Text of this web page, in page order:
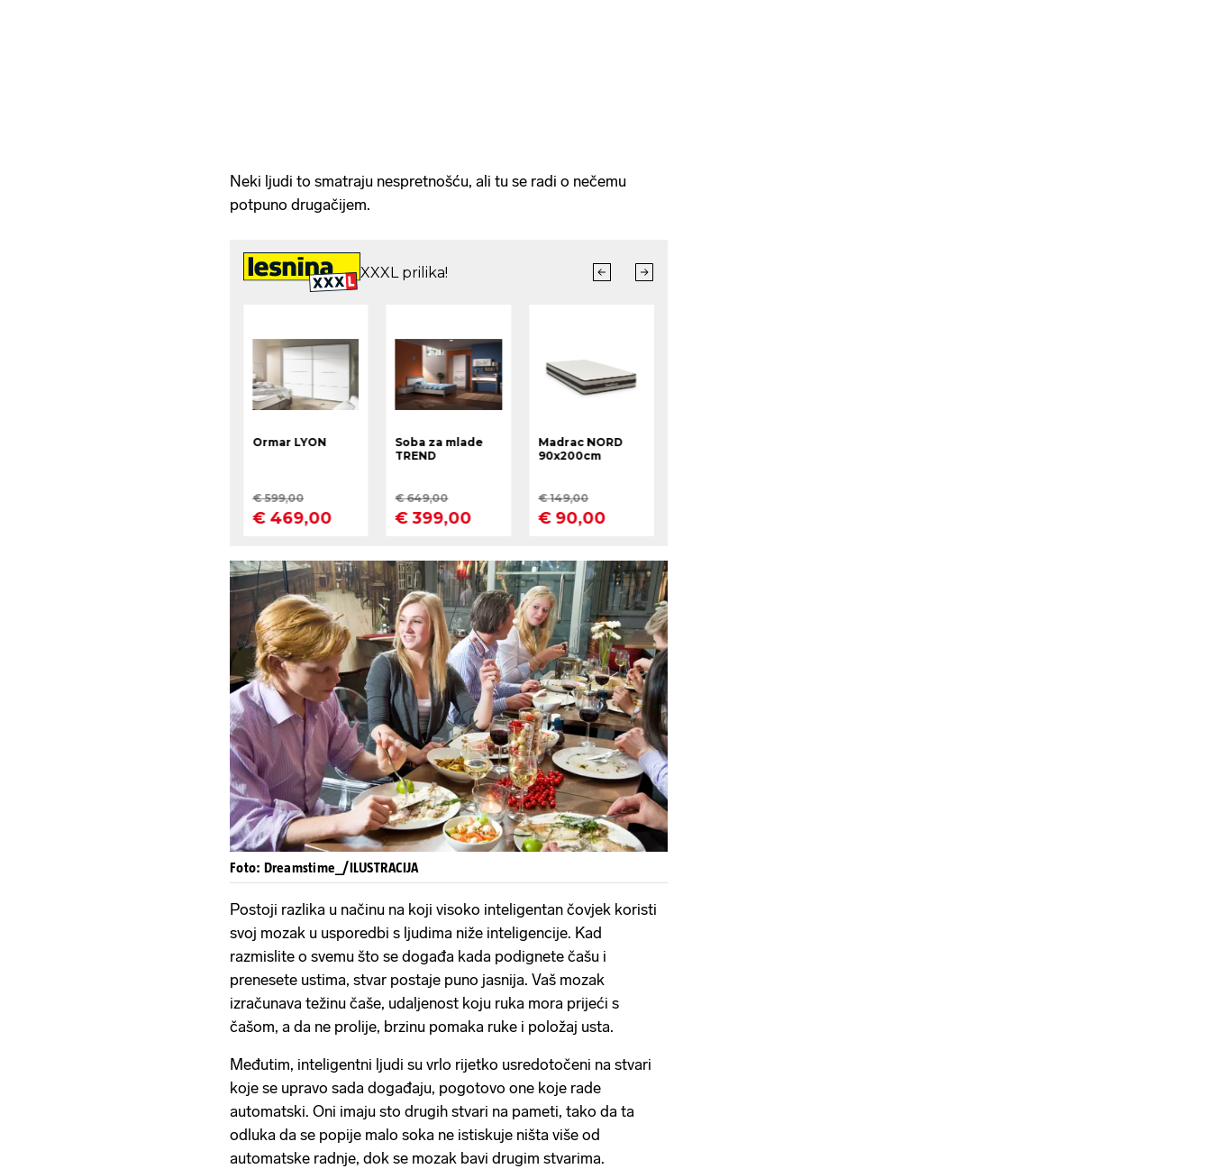
Neki ljudi to smatraju nespretnošću, ali tu se radi o nečemu
potpuno drugačijem.
Foto: Dreamstime_/ILUSTRACIJA
Postoji razlika u načinu na koji visoko inteligentan čovjek koristi
svoj mozak u usporedbi s ljudima niže inteligencije. Kad
razmislite o svemu što se događa kada podignete čašu i
prenesete ustima, stvar postaje puno jasnija. Vaš mozak
izračunava težinu čaše, udaljenost koju ruka mora prijeći s
čašom, a da ne prolije, brzinu pomaka ruke i položaj usta.
Međutim, inteligentni ljudi su vrlo rijetko usredotočeni na stvari
koje se upravo sada događaju, pogotovo one koje rade
automatski. Oni imaju sto drugih stvari na pameti, tako da ta
odluka da se popije malo soka ne istiskuje ništa više od
automatske radnje, dok se mozak bavi drugim stvarima.